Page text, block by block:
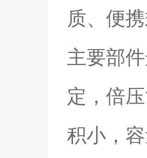
质、便
主要部
定，倍
积小，